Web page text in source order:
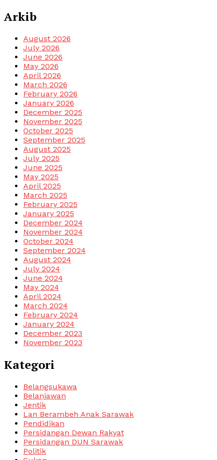
Arkib
August 2026
July 2026
June 2026
May 2026
April 2026
March 2026
February 2026
January 2026
December 2025
November 2025
October 2025
September 2025
August 2025
July 2025
June 2025
May 2025
April 2025
March 2025
February 2025
January 2025
December 2024
November 2024
October 2024
September 2024
August 2024
July 2024
June 2024
May 2024
April 2024
March 2024
February 2024
January 2024
December 2023
November 2023
Kategori
Belangsukawa
Belanjawan
Jentik
Lan Berambeh Anak Sarawak
Pendidikan
Persidangan Dewan Rakyat
Persidangan DUN Sarawak
Politik